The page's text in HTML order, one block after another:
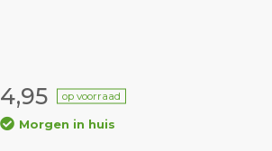
4,95 op voorraad
Morgen in huis